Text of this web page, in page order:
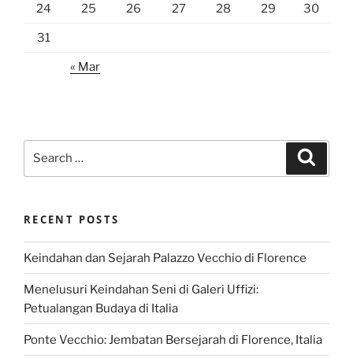
24 25 26 27 28 29 30
31
« Mar
RECENT POSTS
Keindahan dan Sejarah Palazzo Vecchio di Florence
Menelusuri Keindahan Seni di Galeri Uffizi:
Petualangan Budaya di Italia
Ponte Vecchio: Jembatan Bersejarah di Florence, Italia